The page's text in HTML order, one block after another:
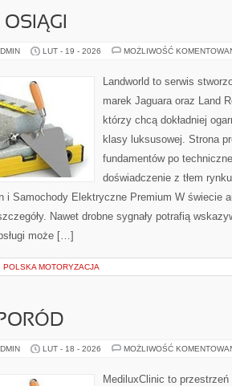
LUT - 19 - 2026 MOŻLIWOŚĆ
Landworld to serwis
marek Jaguara oraz Land
którzy chcą dokładniej
klasy luksusowej. Strona
fundamentów po
doświadczenie z tłem
i Samochody Elektryczne Premium W świecie
Nawet drobne sygnały potrafią
może […]
POLSKA MOTORYZACJA
LUT - 18 - 2026 MOŻLIWOŚĆ
MediluxClinic to